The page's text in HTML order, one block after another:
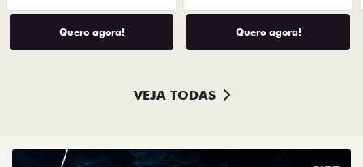
Quero agora! Quero agora!
VEJA TODAS